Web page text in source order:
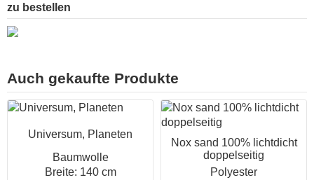
zu bestellen
Auch gekaufte Produkte
Universum, Planeten
Baumwolle
Breite: 140 cm
Nox sand 100% lichtdicht
doppelseitig
Polyester